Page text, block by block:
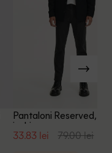
Pantaloni Reserved, gri
inchis
33.83 lei 79.00 lei